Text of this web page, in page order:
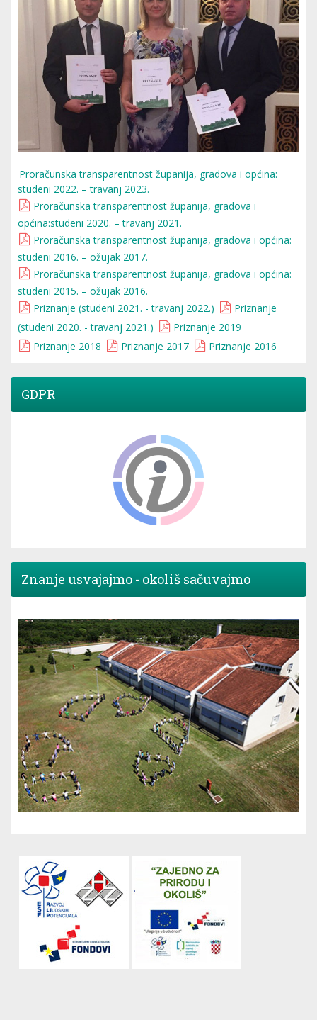
Proračunska transparentnost županija, gradova i općina:
studeni 2022. – travanj 2023.
Proračunska transparentnost županija, gradova i
općina:studeni 2020. – travanj 2021.
Proračunska transparentnost županija, gradova i općina:
studeni 2016. – ožujak 2017.
Proračunska transparentnost županija, gradova i općina:
studeni 2015. – ožujak 2016.
Priznanje (studeni 2021. - travanj 2022.)
Priznanje
(studeni 2020. - travanj 2021.)
Priznanje 2019
Priznanje 2018
Priznanje 2017 Priznanje 2016
GDPR
Znanje usvajajmo - okoliš sačuvajmo